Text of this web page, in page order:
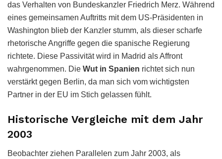
das Verhalten von Bundeskanzler Friedrich Merz. Während
eines gemeinsamen Auftritts mit dem US-Präsidenten in
Washington blieb der Kanzler stumm, als dieser scharfe
rhetorische Angriffe gegen die spanische Regierung
richtete. Diese Passivität wird in Madrid als Affront
wahrgenommen. Die Wut in Spanien richtet sich nun
verstärkt gegen Berlin, da man sich vom wichtigsten
Partner in der EU im Stich gelassen fühlt.
Historische Vergleiche mit dem Jahr
2003
Beobachter ziehen Parallelen zum Jahr 2003, als